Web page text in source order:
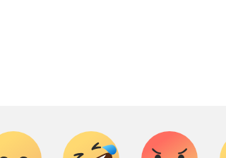
முல்முல் காட்டன் ஆடைகள் உடலுக்கு